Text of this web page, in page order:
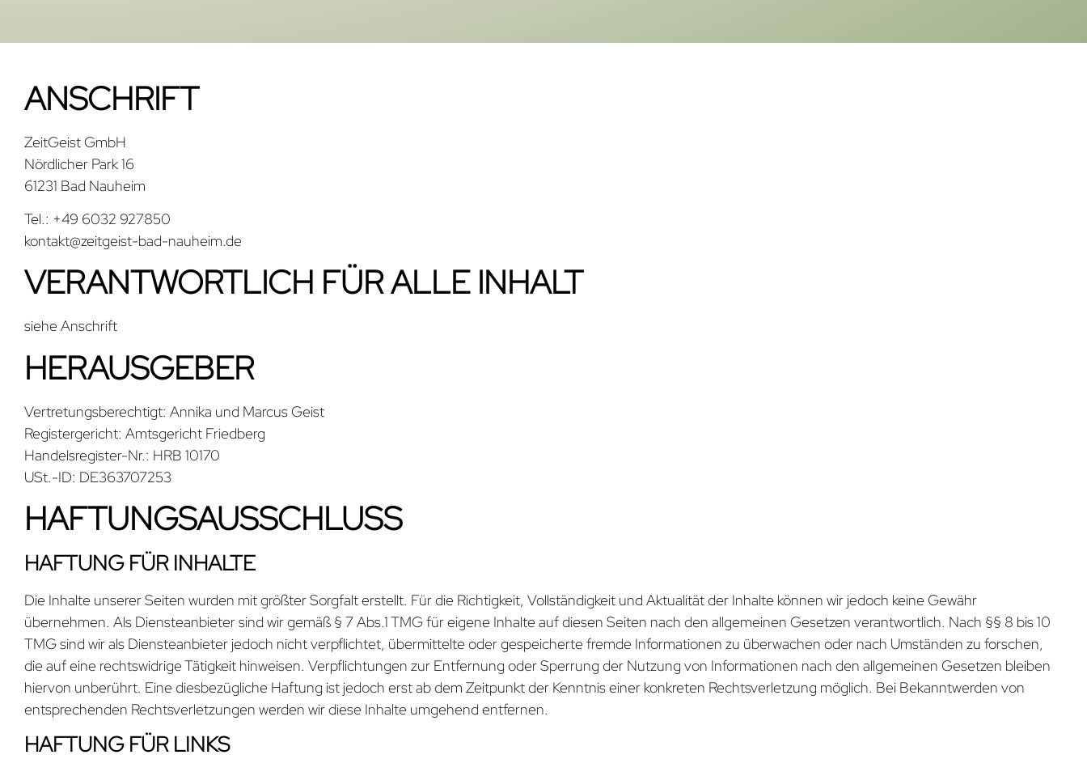
ANSCHRIFT
ZeitGeist GmbH
Nördlicher Park 16
61231 Bad Nauheim
Tel.: +49 6032 927850
kontakt@zeitgeist-bad-nauheim.de
VERANTWORTLICH FÜR ALLE INHALT
siehe Anschrift
HERAUSGEBER
Vertretungsberechtigt: Annika und Marcus Geist
Registergericht: Amtsgericht Friedberg
Handelsregister-Nr.: HRB 10170
USt.-ID: DE363707253
HAFTUNGSAUSSCHLUSS
HAFTUNG FÜR INHALTE
Die Inhalte unserer Seiten wurden mit größter Sorgfalt erstellt. Für die Richtigkeit, Vollständigkeit und Aktualität der Inhalte können wir jedoch keine Gewähr
übernehmen. Als Diensteanbieter sind wir gemäß § 7 Abs.1 TMG für eigene Inhalte auf diesen Seiten nach den allgemeinen Gesetzen verantwortlich. Nach §§ 8 bis 10
TMG sind wir als Diensteanbieter jedoch nicht verpflichtet, übermittelte oder gespeicherte fremde Informationen zu überwachen oder nach Umständen zu forschen,
die auf eine rechtswidrige Tätigkeit hinweisen. Verpflichtungen zur Entfernung oder Sperrung der Nutzung von Informationen nach den allgemeinen Gesetzen bleiben
hiervon unberührt. Eine diesbezügliche Haftung ist jedoch erst ab dem Zeitpunkt der Kenntnis einer konkreten Rechtsverletzung möglich. Bei Bekanntwerden von
entsprechenden Rechtsverletzungen werden wir diese Inhalte umgehend entfernen.
HAFTUNG FÜR LINKS